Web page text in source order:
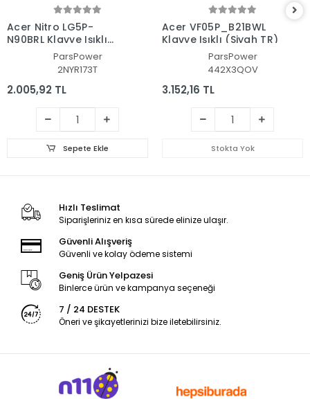
Acer Nitro LG5P-
N90BRL Klavye Işıklı
(Siyah TR)ParsPower
2NYR173T
2.005,92 TL
Sepete Ekle
Acer VF05P_B21BWL
Klavye Işıklı (Siyah TR)
ParsPower
442X3QOV
3.152,16 TL
Stokta Yok
Hızlı Teslimat
Siparişleriniz en kısa sürede elinize ulaşır.
Güvenli Alışveriş
Güvenli ve kolay ödeme sistemi
Geniş Ürün Yelpazesi
Binlerce ürün ve kampanya seçeneği
7 / 24 DESTEK
Öneri ve şikayetlerinizi bize iletebilirsiniz.